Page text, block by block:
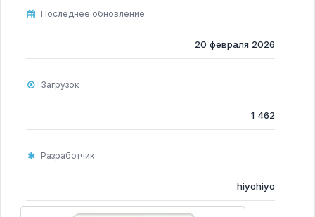
Программы для очистки компьютера
Последнее обновление
20 февраля 2026
Загрузок
1 462
Разработчик
hiyohiyo